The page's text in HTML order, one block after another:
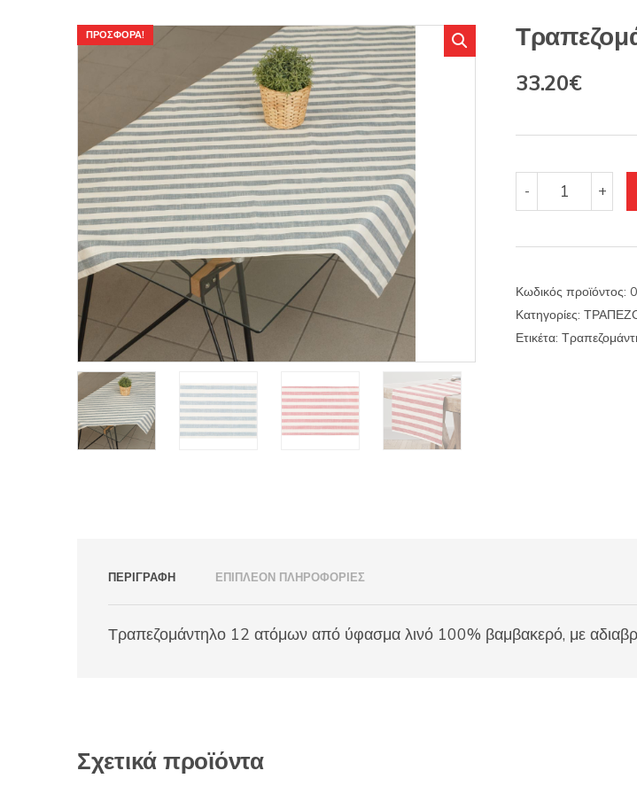
:
ΠΡΟΣΦΟΡΆ!
Original
39.00€.
33.20€Η
είναι:
- +
Κωδικός προϊόντος:
Κατηγορίες:
Ετικέτα:
ΠΕΡΙΓΡΑΦΉ ΕΠΙΠΛΈΟΝ ΠΛΗΡΟΦΟΡΊΕΣ
Τραπεζομάντηλο 12 ατόμων από ύφασμα λινό 100% βαμβακερό, με
Σχετικά προϊόντα